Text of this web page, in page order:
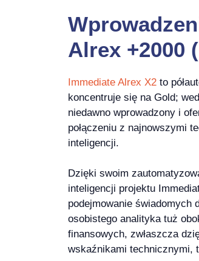
Alrex +2000
Immediate Alrex X2 to
koncentruje się na Gold;
niedawno wprowadzony i
połączeniu z najnowszymi
inteligencji.
Dzięki swoim
inteligencji projektu
podejmowanie świadomych
osobistego analityka tuż
finansowych, zwłaszcza
wskaźnikami technicznymi,